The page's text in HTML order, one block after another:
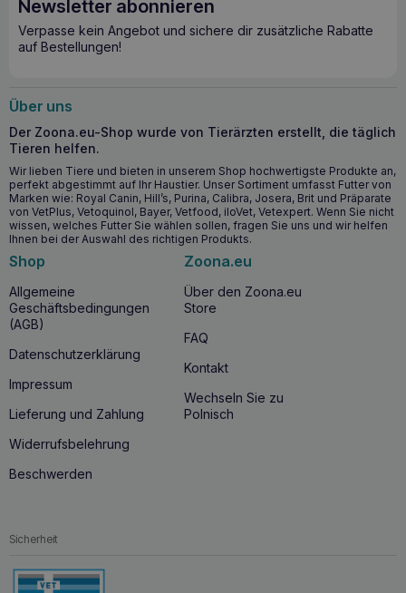
ROYAL CANIN Early renal 12x85g
Niereninsuffizienz
bei älteren Katzen.
Unterstützt die ordnungsgemäße Funktion des
Verdauungstrakts.
Eine Ernährung, die einen gesunden Urin fördert und
Nierensteinen vorbeugt.
Warum sollten Sie ROYAL CANIN Early renal
12x85g Niereninsuffizienz wählen?
ideal für erwachsene Katzen im Anfangsstadium einer
chronischen Niereninsuffizienz
die Unterstützung im Alter benötigen.
Warum ROYAL CANIN Early renal 12x85g
Niereninsuffizienz kaufen?
Wenn Ihre Katze an einer Niereninsuffizienz
12x85g Niereninsuffizienz eine ausgezeichnete Wahl.
Dieses Futter unterstützt nicht nur die Nierengesundheit,
sondern bietet auch eine umfassende Pflege für die
Newsletter abonnieren
Verpasse kein Angebot und sichere dir zusätzliche Rabatte
auf Bestellungen!
Über uns
Der Zoona.eu-Shop wurde von Tierärzten erstellt, die täglich
Tieren helfen.
Wir lieben Tiere und bieten in unserem Shop hochwertigste Produkte an,
perfekt abgestimmt auf Ihr Haustier. Unser Sortiment umfasst Futter von
Marken wie: Royal Canin, Hill’s, Purina, Calibra, Josera, Brit und Präparate
von VetPlus, Vetoquinol, Bayer, Vetfood, iloVet, Vetexpert. Wenn Sie nicht
wissen, welches Futter Sie wählen sollen, fragen Sie uns und wir helfen
Ihnen bei der Auswahl des richtigen Produkts.
Shop
Allgemeine
Geschäftsbedingungen
(AGB)
Datenschutzerklärung
Impressum
Lieferung und Zahlung
Widerrufsbelehrung
Beschwerden
Zoona.eu
Über den Zoona.eu
Store
FAQ
Kontakt
Wechseln Sie zu
Polnisch
Sicherheit